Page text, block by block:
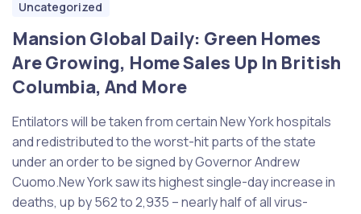
Uncategorized
Mansion Global Daily: Green Homes
Are Growing, Home Sales Up In British
Columbia, And More
Entilators will be taken from certain New York hospitals
and redistributed to the worst-hit parts of the state
under an order to be signed by Governor Andrew
Cuomo.New York saw its highest single-day increase in
deaths, up by 562 to 2,935 – nearly half of all virus-